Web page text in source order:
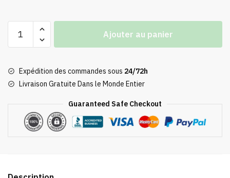
Totoro
Nocturne
Ajouter au panier
Expédition des commandes sous 24/72h
Livraison Gratuite Dans le Monde Entier
Guaranteed Safe Checkout